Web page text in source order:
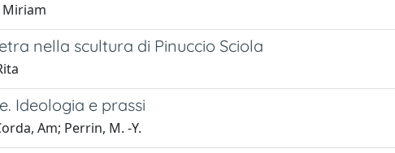
Miriam
nella scultura di Pinuccio Sciola
Ideologia e prassi
Am; Perrin, M. -Y.